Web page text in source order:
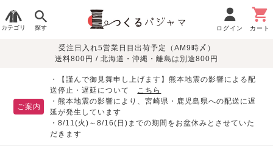
カテゴリ 探す ログイン カート
レディースパジャマ
生地で
さがす
目的別で
さがす
敏感肌用
パジャマ
入院・介護
胸が目立たない
デザインで
さがす
夏パジャマ特集 つくるパジャマとは
受注日入れ5営業日目出荷予定（AM9時〆）
送料800円 / 北海道・沖縄・離島は別途800円
ご案内
・【謹んで御見舞申し上げます】熊本地震の影響による配
送停止・遅延について こちら
・熊本地震の影響により、宮崎県・鹿児島県への配送に遅
延が発生しています
・8/11(火)～8/16(日)までの期間をお盆休みとさせていた
だきます